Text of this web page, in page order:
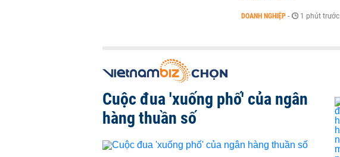
DOANH NGHIỆP - 1 phút trước
Cuộc đua 'xuống phố' của ngân
hàng thuần số